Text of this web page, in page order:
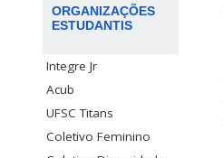
ORGANIZAÇÕES
ESTUDANTIS
Integre Jr
Acub
UFSC Titans
Coletivo Feminino